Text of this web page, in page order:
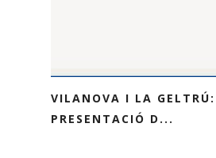
VILANOVA I LA GELTRÚ:
PRESENTACIÓ D...